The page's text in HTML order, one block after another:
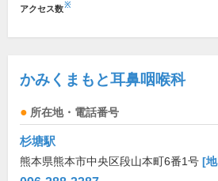
アクセス数※
かみくまもと耳鼻咽喉科
所在地・電話番号
杉塘駅
熊本県熊本市中央区段山本町6番1号 [